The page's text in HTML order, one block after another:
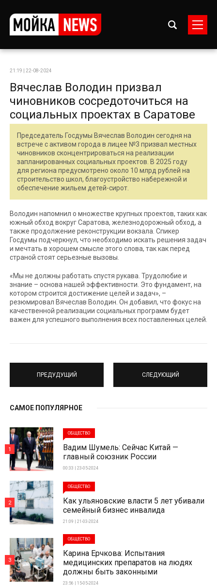
21:19 | 22-08-2024
Вячеслав Володин призвал
чиновников сосредоточиться на
социальных проектах в Саратове
Председатель Госдумы Вячеслав Володин сегодня на
встрече с активом города в лицее №3 призвал местных
чиновников сконцентрироваться на реализации
запланированных социальных проектов. В 2025 году
для региона предусмотрено около 10 млрд рублей на
строительство школ, благоустройство набережной и
обеспечение жильем детей-сирот.
Володин напомнил о множестве крупных проектов, таких как
южный обход вокруг Саратова, железнодорожный обход, а
также продолжение реконструкции вокзала. Спикер
Госдумы подчеркнул, что необходимо искать решения задач
и мечтать в хорошем смысле этого слова, так как перед
страной стоят серьезные вызовы.
«Мы не должны работать спустя рукава. Трудолюбие и
знание – основа нашей эффективности. Это фундамент, на
котором строится достижение целей и задач», –
резюмировал Вячеслав Володин. Он добавил, что фокус на
качественной реализации социальных программ будет
важен для успешного выполнения всех поставленных целей.
ПРЕДУДУЩИЙ СЛЕДУЮЩИЙ
САМОЕ ПОПУЛЯРНОЕ
ОБЩЕСТВО
Вадим Шумель: Сейчас Китай —
главный союзник России
00:33 | 23-05-2024
1
ОБЩЕСТВО
Как ульяновские власти 5 лет убивали
семейный бизнес инвалида
21:09 | 21-03-2024
2
ОБЩЕСТВО
Карина Ерчкова: Испытания
медицинских препаратов на людях
должны быть законными
23:56 | 15-05-2024
3